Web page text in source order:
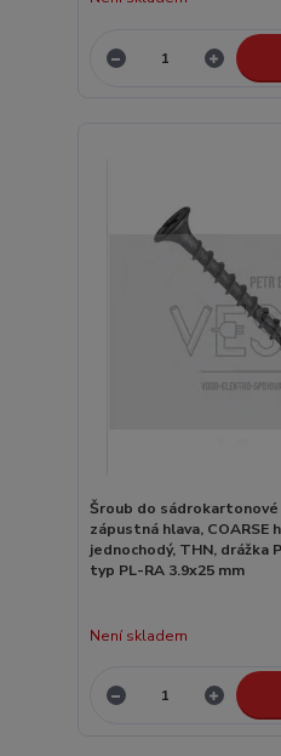
Šroub do sádrokartonové
zápustná hlava, COARSE
jednochodý, THN, drážka
typ PL-RA 3.9x25 mm
Není skladem